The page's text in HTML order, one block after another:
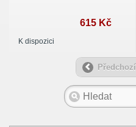
615 Kč
K dispozici
Předchozí